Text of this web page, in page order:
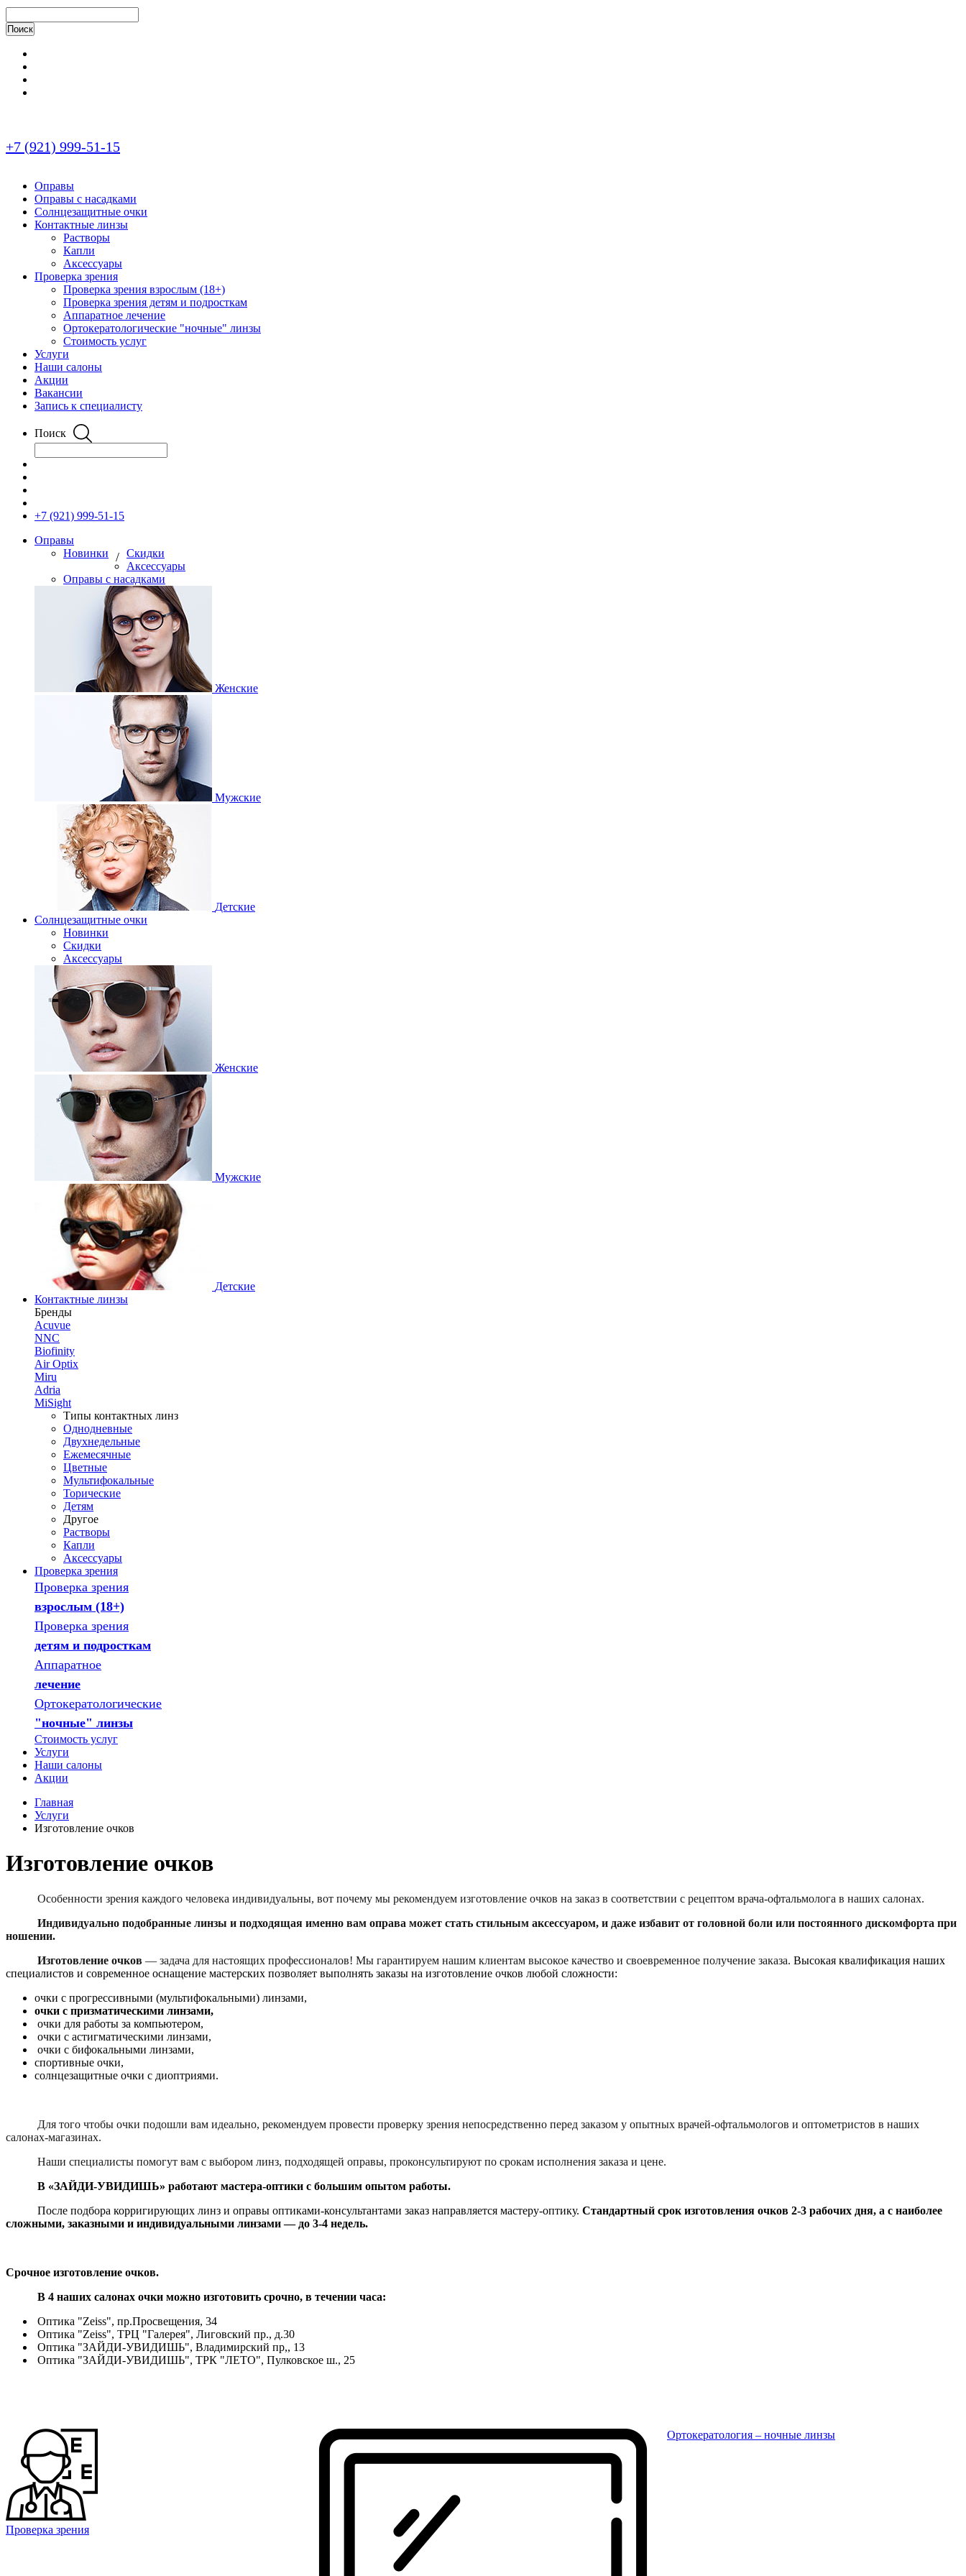
+7 (921) 999-51-15
Оправы
Оправы с насадками
Солнцезащитные очки
Контактные линзы
Растворы
Капли
Аксессуары
Проверка зрения
Проверка зрения взрослым (18+)
Проверка зрения детям и подросткам
Аппаратное лечение
Ортокератологические "ночные" линзы
Стоимость услуг
Услуги
Наши салоны
Акции
Вакансии
Запись к специалисту
Поиск
+7 (921) 999-51-15
Оправы
Новинки
/ Скидки
Аксессуары
Оправы с насадками
Женские
Мужские
Детские
Солнцезащитные очки
Новинки
Скидки
Аксессуары
Женские
Мужские
Детские
Контактные линзы
Бренды
Acuvue
NNC
Biofinity
Air Optix
Miru
Adria
MiSight
Типы контактных линз
Однодневные
Двухнедельные
Ежемесячные
Цветные
Мультифокальные
Торические
Детям
Другое
Растворы
Капли
Аксессуары
Проверка зрения
Проверка зрения
взрослым (18+)
Проверка зрения
детям и подросткам
Аппаратное
лечение
Ортокератологические
"ночные" линзы
Стоимость услуг
Услуги
Наши салоны
Акции
Главная
Услуги
Изготовление очков
Изготовление очков
Особенности зрения каждого человека индивидуальны, вот почему мы рекомендуем изготовление очков на заказ в соответствии с рецептом врача-офтальмолога в наших салонах.
Индивидуально подобранные линзы и подходящая именно вам оправа может стать стильным аксессуаром, и даже избавит от головной боли или постоянного дискомфорта при
ношении.
Изготовление очков — задача для настоящих профессионалов! Мы гарантируем нашим клиентам высокое качество и своевременное получение заказа. Высокая квалификация наших
специалистов и современное оснащение мастерских позволяет выполнять заказы на изготовление очков любой сложности:
очки с прогрессивными (мультифокальными) линзами,
очки с призматическими линзами,
очки для работы за компьютером,
очки с астигматическими линзами,
очки с бифокальными линзами,
спортивные очки,
солнцезащитные очки с диоптриями.
Для того чтобы очки подошли вам идеально, рекомендуем провести проверку зрения непосредственно перед заказом у опытных врачей-офтальмологов и оптометристов в наших
салонах-магазинах.
Наши специалисты помогут вам с выбором линз, подходящей оправы, проконсультируют по срокам исполнения заказа и цене.
В «ЗАЙДИ-УВИДИШЬ» работают мастера-оптики с большим опытом работы.
После подбора корригирующих линз и оправы оптиками-консультантами заказ направляется мастеру-оптику. Стандартный срок изготовления очков 2-3 рабочих дня, а с наиболее
сложными, заказными и индивидуальными линзами — до 3-4 недель.
Срочное изготовление очков.
В 4 наших салонах очки можно изготовить срочно, в течении часа:
Оптика "Zeiss", пр.Просвещения, 34
Оптика "Zeiss", ТРЦ "Галерея", Лиговский пр., д.30
Оптика "ЗАЙДИ-УВИДИШЬ", Владимирский пр,, 13
Оптика "ЗАЙДИ-УВИДИШЬ", ТРК "ЛЕТО", Пулковское ш., 25
Проверка зрения
Ортокератология ‒ ночные линзы